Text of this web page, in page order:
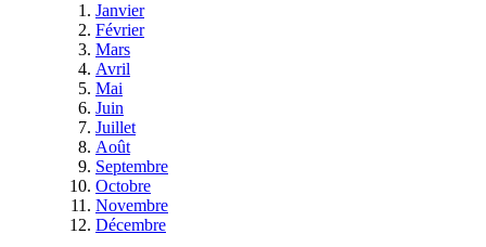
Janvier
Février
Mars
Avril
Mai
Juin
Juillet
Août
Septembre
Octobre
Novembre
Décembre